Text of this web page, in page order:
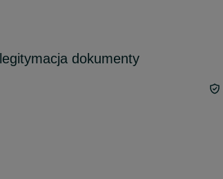
dokumenty